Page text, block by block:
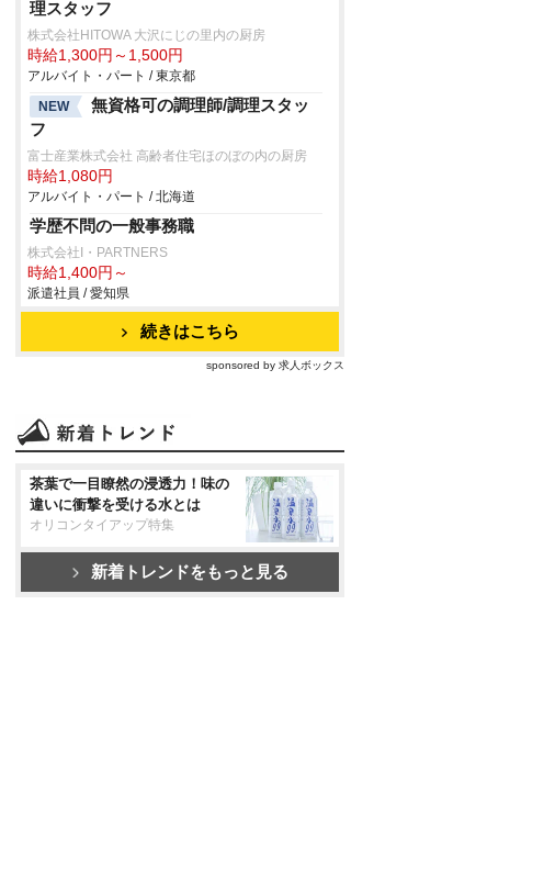
理スタッフ
株式会社HITOWA 大沢にじの里内の厨房
時給1,300円～1,500円
アルバイト・パート / 東京都
NEW
無資格可の調理師/調理スタッ
フ
富士産業株式会社 高齢者住宅ほのぼの内の厨房
時給1,080円
アルバイト・パート / 北海道
学歴不問の一般事務職
株式会社I・PARTNERS
時給1,400円～
派遣社員 / 愛知県
続きはこちら
sponsored by 求人ボックス
茶葉で一目瞭然の浸透力！味の
違いに衝撃を受ける水とは
オリコンタイアップ特集
新着トレンドをもっと見る